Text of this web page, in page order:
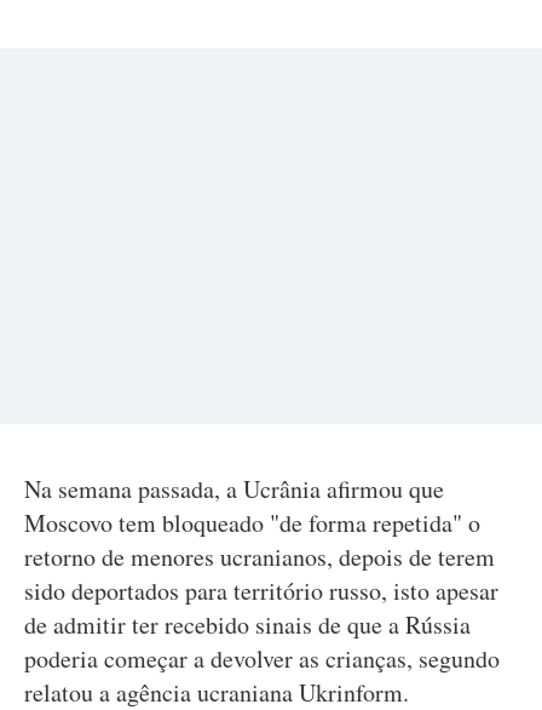
Na semana passada, a Ucrânia afirmou que
Moscovo tem bloqueado "de forma repetida" o
retorno de menores ucranianos, depois de terem
sido deportados para território russo, isto apesar
de admitir ter recebido sinais de que a Rússia
poderia começar a devolver as crianças, segundo
relatou a agência ucraniana Ukrinform.